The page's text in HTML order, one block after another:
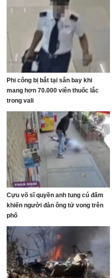
Phi công bị bắt tại sân bay khi
mang hơn 70.000 viên thuốc lắc
trong vali
Cựu võ sĩ quyền anh tung cú đấm
khiến người đàn ông tử vong trên
phố